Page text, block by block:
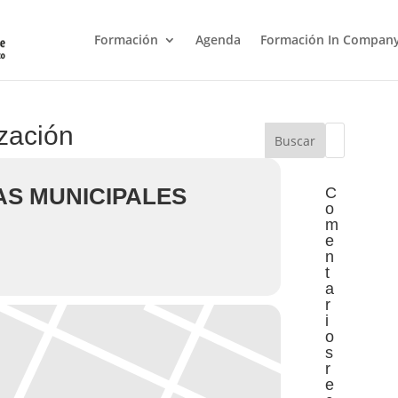
Formación Agenda Formación In
MUNICIPALES
C
o
m
e
n
t
a
r
i
o
s
r
e